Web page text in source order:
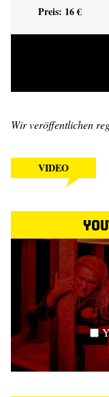
Preis: 16 €
Wir veröffentlichen
VIDEO